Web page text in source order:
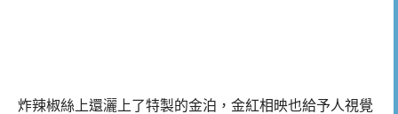
炸辣椒絲上還灑上了特製的金泊，金紅相映也給予人視覺